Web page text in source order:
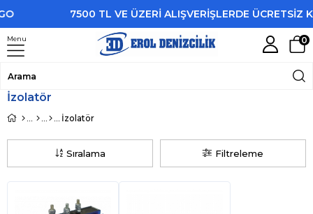
7500 TL VE ÜZERİ ALIŞVERİŞLERDE ÜCRETSİZ KARGO
Menu 0
İzolatör
İzolatör
Filtreleme
Sıralama